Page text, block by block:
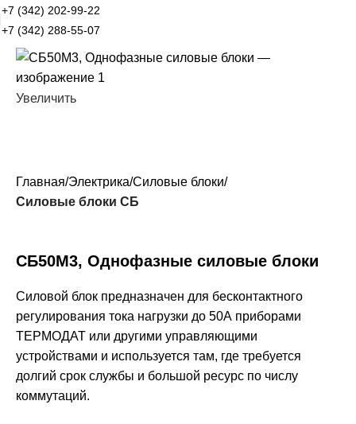
+7 (342) 202-99-22
+7 (342) 288-55-07
Увеличить
Главная Электрика Силовые блоки
Силовые блоки СБ
СБ50М3, Однофазные силовые блоки
Силовой блок предназначен для бесконтактного
регулирования тока нагрузки до 50А приборами
ТЕРМОДАТ или другими управляющими
устройствами и используется там, где требуется
долгий срок службы и большой ресурс по числу
коммутаций.